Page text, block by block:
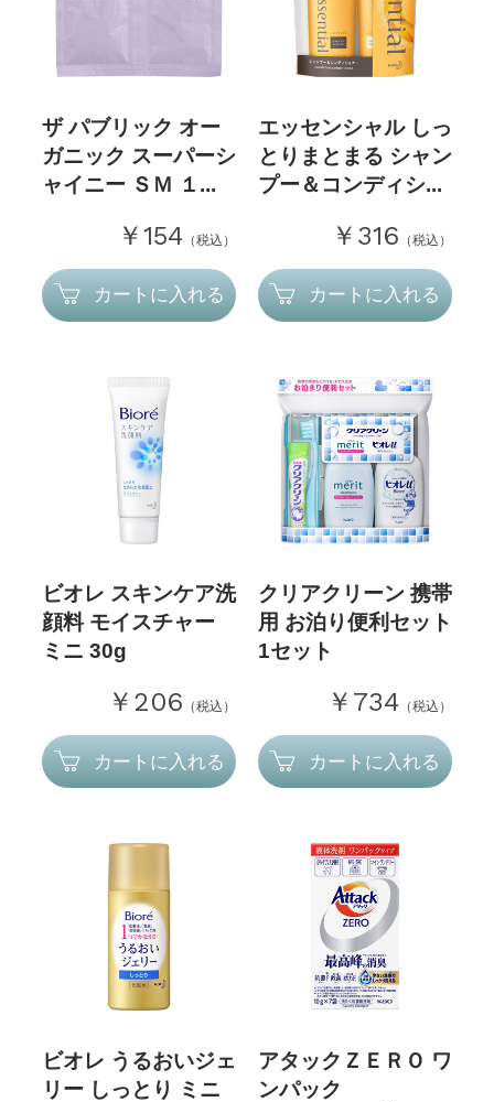
ザ パブリック オー
ガニック スーパーシ
ャイニー ＳＭ １...
￥154 （税込）
カートに入れる
エッセンシャル しっ
とりまとまる シャン
プー＆コンディシ...
￥316 （税込）
カートに入れる
ビオレ スキンケア洗
顔料 モイスチャー
ミニ 30g
￥206 （税込）
カートに入れる
クリアクリーン 携帯
用 お泊り便利セット
1セット
￥734 （税込）
カートに入れる
ビオレ うるおいジェ
リー しっとり ミニ
アタックＺＥＲＯ ワ
ンパック